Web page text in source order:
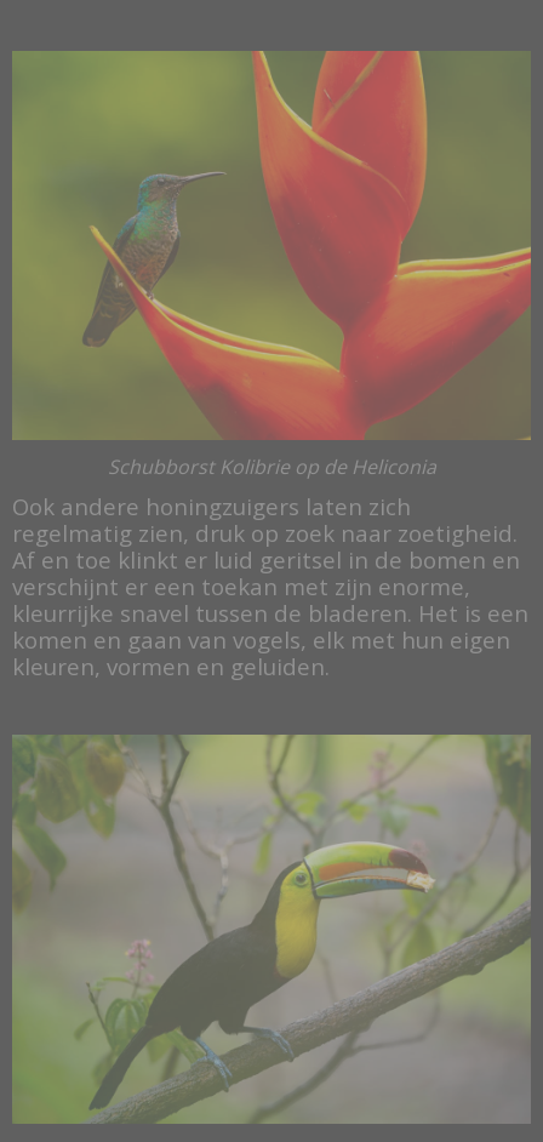
Schubborst Kolibrie op de Heliconia
Ook andere honingzuigers laten zich
regelmatig zien, druk op zoek naar zoetigheid.
Af en toe klinkt er luid geritsel in de bomen en
verschijnt er een toekan met zijn enorme,
kleurrijke snavel tussen de bladeren. Het is een
komen en gaan van vogels, elk met hun eigen
kleuren, vormen en geluiden.